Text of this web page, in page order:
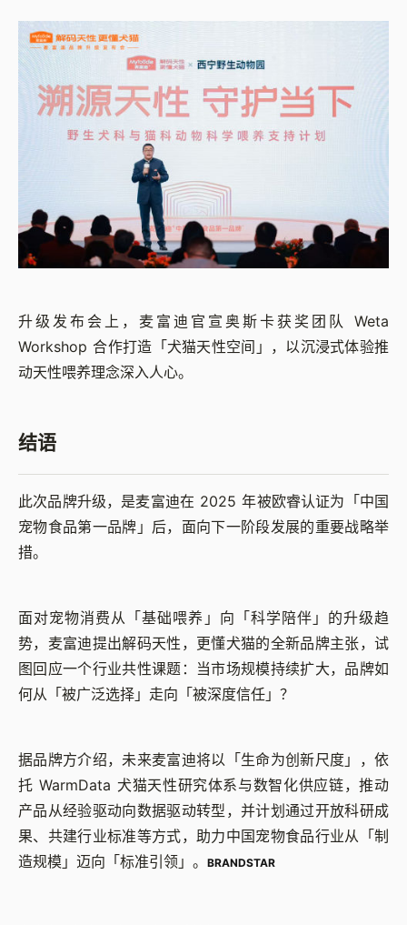
升级发布会上，麦富迪官宣奥斯卡获奖团队 Weta
Workshop 合作打造「犬猫天性空间」，以沉浸式体验推
动天性喂养理念深入人心。
结语
此次品牌升级，是麦富迪在 2025 年被欧睿认证为「中国
宠物食品第一品牌」后，面向下一阶段发展的重要战略举
措。
面对宠物消费从「基础喂养」向「科学陪伴」的升级趋
势，麦富迪提出解码天性，更懂犬猫的全新品牌主张，试
图回应一个行业共性课题：当市场规模持续扩大，品牌如
何从「被广泛选择」走向「被深度信任」？
据品牌方介绍，未来麦富迪将以「生命为创新尺度」，依
托 WarmData 犬猫天性研究体系与数智化供应链，推动
产品从经验驱动向数据驱动转型，并计划通过开放科研成
果、共建行业标准等方式，助力中国宠物食品行业从「制
造规模」迈向「标准引领」。
BRANDSTAR